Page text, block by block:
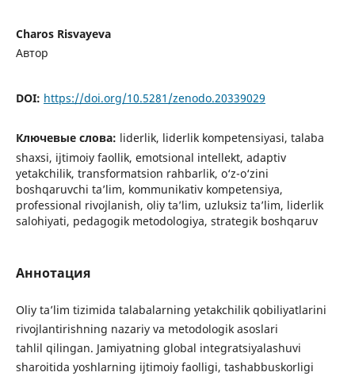
Charos Risvayeva
Автор
DOI: https://doi.org/10.5281/zenodo.20339029
Ключевые слова: liderlik, liderlik kompetensiyasi, talaba
shaxsi, ijtimoiy faollik, emotsional intellekt, adaptiv
yetakchilik, transformatsion rahbarlik, o‘z-o‘zini
boshqaruvchi ta’lim, kommunikativ kompetensiya,
professional rivojlanish, oliy ta’lim, uzluksiz ta’lim, liderlik
salohiyati, pedagogik metodologiya, strategik boshqaruv
Аннотация
Oliy ta’lim tizimida talabalarning yetakchilik qobiliyatlarini
rivojlantirishning nazariy va metodologik asoslari
tahlil qilingan. Jamiyatning global integratsiyalashuvi
sharoitida yoshlarning ijtimoiy faolligi, tashabbuskorligi